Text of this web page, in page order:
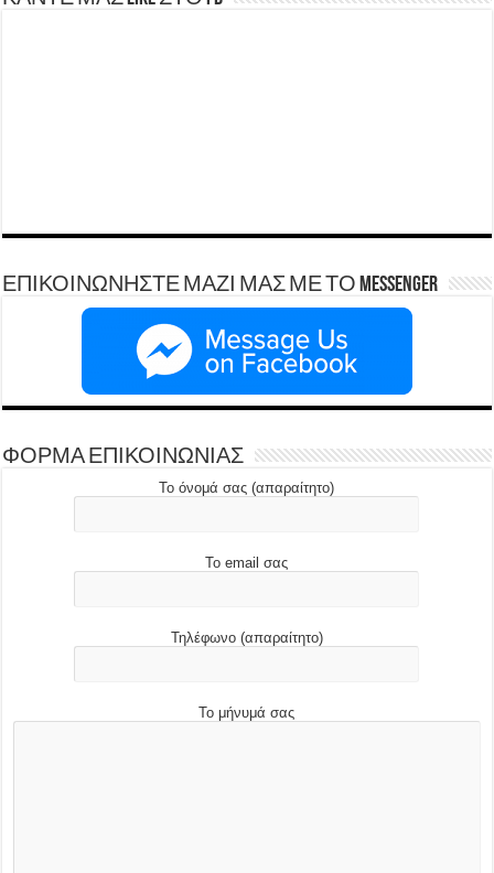
ΕΠΙΚΟΙΝΩΝΗΣΤΕ ΜΑΖΙ ΜΑΣ ΜΕ ΤΟ Messenger
ΦΟΡΜΑ ΕΠΙΚΟΙΝΩΝΙΑΣ
Το όνομά σας (απαραίτητο)
Το email σας
Τηλέφωνο (απαραίτητο)
Το μήνυμά σας